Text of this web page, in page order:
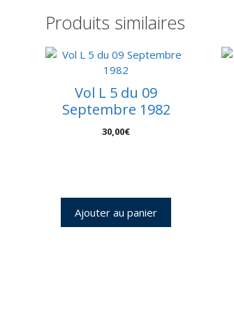
Produits similaires
Vol L 5 du 09
Septembre 1982
30,00€
Ajouter au panier